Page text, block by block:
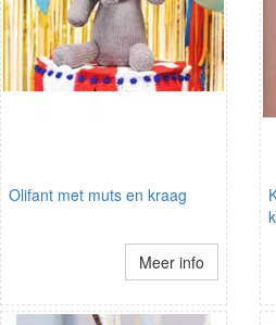
Olifant met muts en kraag
Meer info